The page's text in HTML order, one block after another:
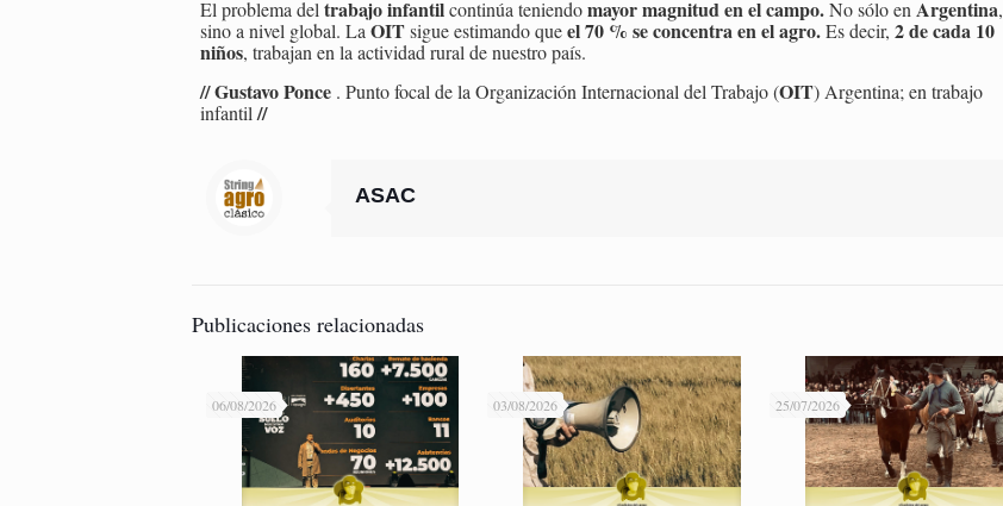
El problema deltrabajo infantilcontinúa teniendomayor magnitud en el campo.No sólo enArgentina,
sino a nivel global. LaOITsigue estimando queel 70 % se concentra en el agro.Es decir,2 de cada 10
niños, trabajan en la actividad rural de nuestro país.
// Gustavo Ponce . Punto focal de la Organización Internacional del Trabajo (OIT) Argentina; en trabajo
infantil//
ASAC
Publicaciones relacionadas
06/08/2026 03/08/2026 25/07/2026